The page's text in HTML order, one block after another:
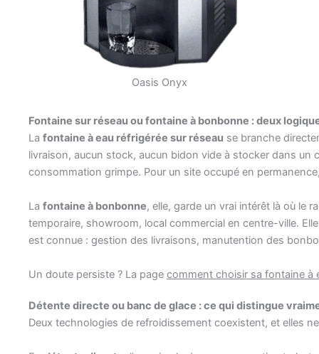
Oasis Onyx
Fontaine sur réseau ou fontaine à bonbonne : deux
La fontaine à eau réfrigérée sur réseau se branche
livraison, aucun stock, aucun bidon vide à stocker dans un
consommation grimpe. Pour un site occupé en
La fontaine à bonbonne, elle, garde un vrai intérêt là où le
temporaire, showroom, local commercial en centre-ville.
est connue : gestion des livraisons, manutention des
Un doute persiste ? La page comment choisir sa fontaine à
Détente directe ou banc de glace : ce qui distingue
Deux technologies de refroidissement coexistent, et elles